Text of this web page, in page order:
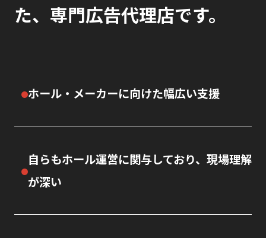
た、 専門広告代理店です。
ホール・メーカーに向けた幅広い支援
自らもホール運営に関与しており、現場理解
が深い